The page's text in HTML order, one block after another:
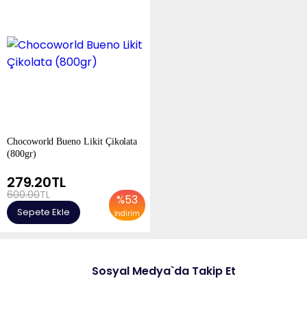
Chocoworld Bueno Likit Çikolata
(800gr)
%53
İndirim
279.20TL
600.00TL
Sepete Ekle
Sosyal Medya`da Takip Et